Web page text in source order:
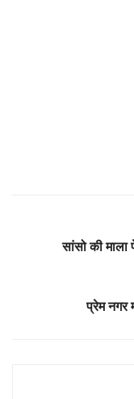
सांसो की
प्रेम नगर